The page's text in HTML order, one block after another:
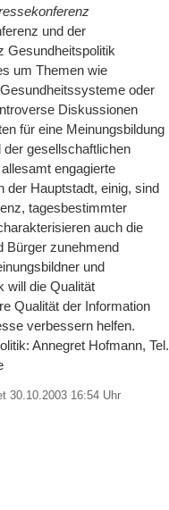
und der
Gesundheitspolitik
um Themen wie
oder
Diskussionen
für eine Meinungsbildung
gesellschaftlichen
engagierte
der Hauptstadt, einig, sind
tagesbestimmter
auch die
Bürger zunehmend
und
will die Qualität
Qualität der Information
verbessern helfen.
Annegret Hofmann, Tel.
30.10.2003 16:54 Uhr